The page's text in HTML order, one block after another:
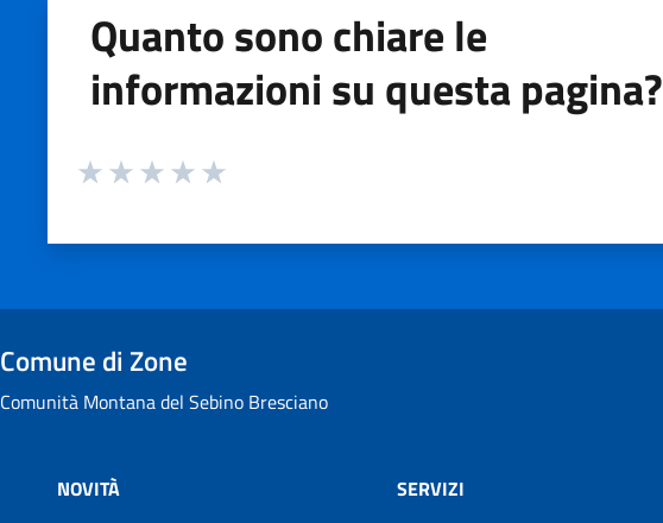
Quanto sono chiare le
informazioni su questa pagina?
Valuta da 1 a 5 stelle la pagina
Comune di Zone
Comunità Montana del Sebino Bresciano
NOVITÀ SERVIZI